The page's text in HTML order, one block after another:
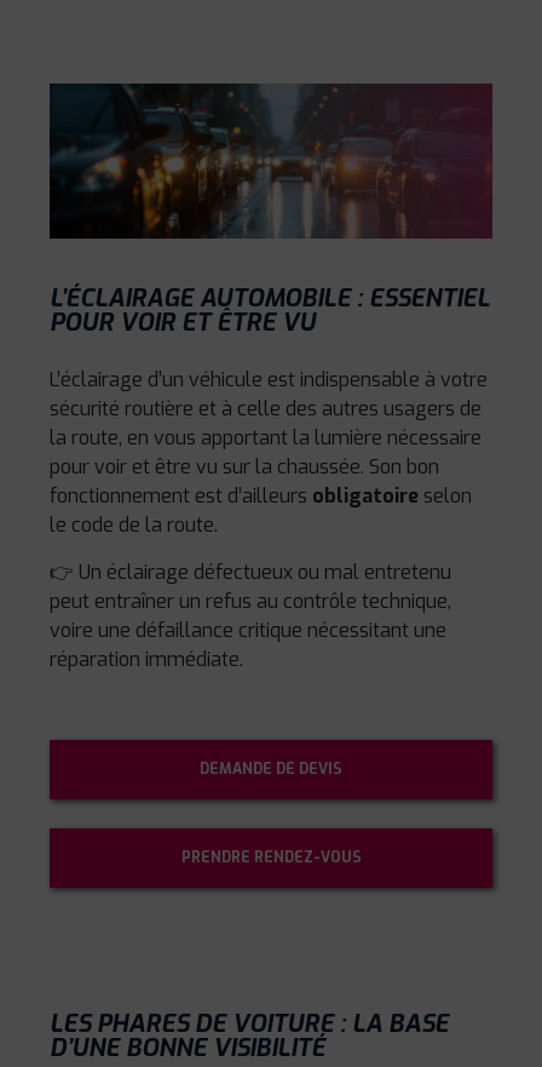
L’ÉCLAIRAGE AUTOMOBILE : ESSENTIEL
POUR VOIR ET ÊTRE VU
L’éclairage d’un véhicule est indispensable à votre
sécurité routière et à celle des autres usagers de
la route, en vous apportant la lumière nécessaire
pour voir et être vu sur la chaussée. Son bon
fonctionnement est d’ailleurs obligatoire selon
le code de la route.
👉 Un éclairage défectueux ou mal entretenu
peut entraîner un refus au contrôle technique,
voire une défaillance critique nécessitant une
réparation immédiate.
DEMANDE DE DEVIS
PRENDRE RENDEZ-VOUS
LES PHARES DE VOITURE : LA BASE
D’UNE BONNE VISIBILITÉ